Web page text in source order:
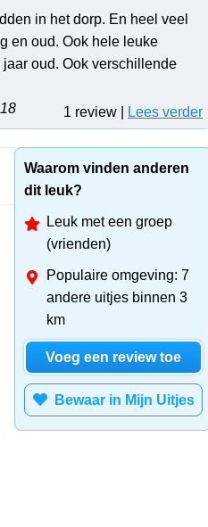
in het dorp. En heel veel
en oud. Ook hele leuke
oud. Ook verschillende
1 review | Lees verder
Waarom vinden anderen
dit leuk?
Leuk met een groep
(vrienden)
Populaire omgeving: 7
andere uitjes binnen 3
km
Voeg een review toe
Bewaar in Mijn Uitjes